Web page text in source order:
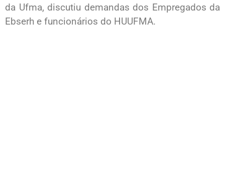
da Ufma, discutiu demandas dos Empregados da
Ebserh e funcionários do HUUFMA.